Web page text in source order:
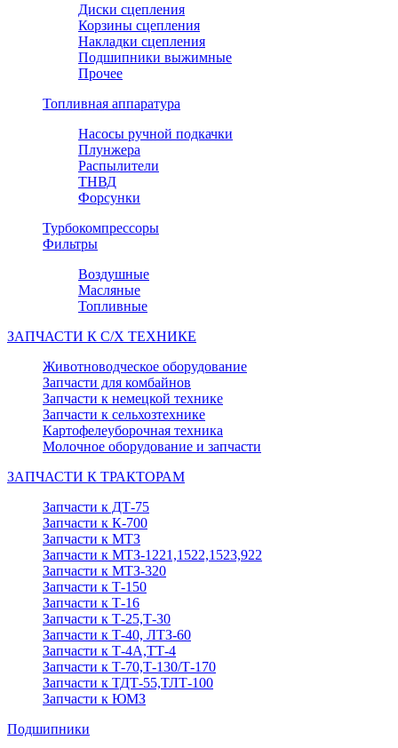
Диски сцепления
Корзины сцепления
Накладки сцепления
Подшипники выжимные
Прочее
Топливная аппаратура
Насосы ручной подкачки
Плунжера
Распылители
ТНВД
Форсунки
Турбокомпрессоры
Фильтры
Воздушные
Масляные
Топливные
ЗАПЧАСТИ К С/Х ТЕХНИКЕ
Животноводческое оборудование
Запчасти для комбайнов
Запчасти к немецкой технике
Запчасти к сельхозтехнике
Картофелеуборочная техника
Молочное оборудование и запчасти
ЗАПЧАСТИ К ТРАКТОРАМ
Запчасти к ДТ-75
Запчасти к К-700
Запчасти к МТЗ
Запчасти к МТЗ-1221,1522,1523,922
Запчасти к МТЗ-320
Запчасти к Т-150
Запчасти к Т-16
Запчасти к Т-25,Т-30
Запчасти к Т-40, ЛТЗ-60
Запчасти к Т-4А,ТТ-4
Запчасти к Т-70,Т-130/Т-170
Запчасти к ТДТ-55,ТЛТ-100
Запчасти к ЮМЗ
Подшипники